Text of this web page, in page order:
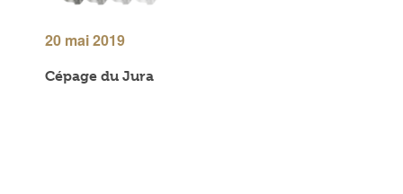
20 mai 2019
Cépage du Jura